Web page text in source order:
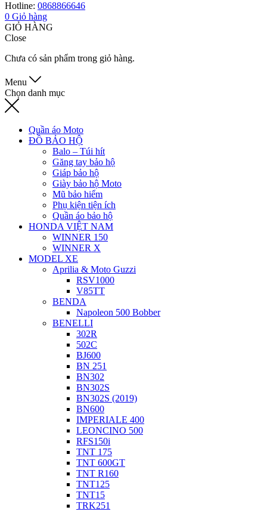
Hotline: 0868866646
0 Giỏ hàng
GIỎ HÀNG
Close
Chưa có sản phẩm trong giỏ hàng.
Menu
Chọn danh mục
Quần áo Moto
ĐỒ BẢO HỘ
Balo – Túi hít
Găng tay bảo hộ
Giáp bảo hộ
Giày bảo hộ Moto
Mũ bảo hiểm
Phụ kiện tiện ích
Quần áo bảo hộ
HONDA VIỆT NAM
WINNER 150
WINNER X
MODEL XE
Aprilia & Moto Guzzi
RSV1000
V85TT
BENDA
Napoleon 500 Bobber
BENELLI
302R
502C
BJ600
BN 251
BN302
BN302S
BN302S (2019)
BN600
IMPERIALE 400
LEONCINO 500
RFS150i
TNT 175
TNT 600GT
TNT R160
TNT125
TNT15
TRK251